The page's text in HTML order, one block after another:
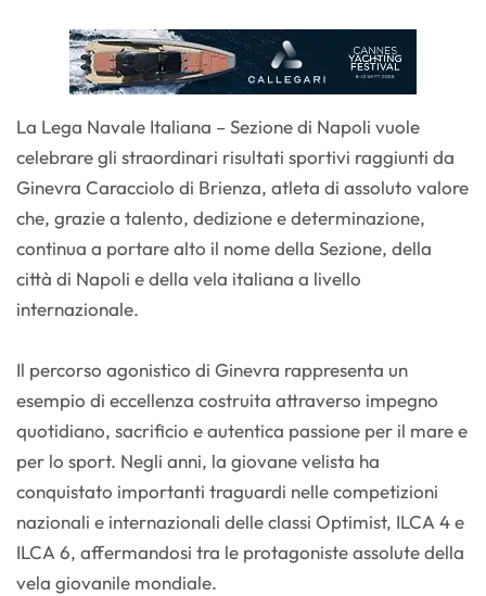
La Lega Navale Italiana – Sezione di Napoli vuole
celebrare gli straordinari risultati sportivi raggiunti da
Ginevra Caracciolo di Brienza, atleta di assoluto valore
che, grazie a talento, dedizione e determinazione,
continua a portare alto il nome della Sezione, della
città di Napoli e della vela italiana a livello
internazionale.
Il percorso agonistico di Ginevra rappresenta un
esempio di eccellenza costruita attraverso impegno
quotidiano, sacrificio e autentica passione per il mare e
per lo sport. Negli anni, la giovane velista ha
conquistato importanti traguardi nelle competizioni
nazionali e internazionali delle classi Optimist, ILCA 4 e
ILCA 6, affermandosi tra le protagoniste assolute della
vela giovanile mondiale.